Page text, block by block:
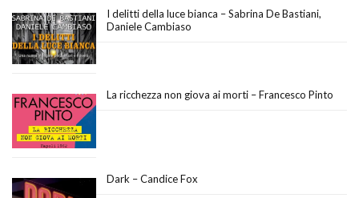
I delitti della luce bianca – Sabrina De Bastiani,
Daniele Cambiaso
La ricchezza non giova ai morti – Francesco Pinto
Dark – Candice Fox